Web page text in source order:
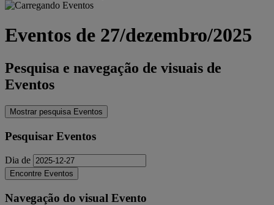
Eventos de 27/dezembro/2025
Pesquisa e navegação de visuais de
Eventos
Mostrar pesquisa Eventos
Pesquisar Eventos
Dia de
Navegação do visual Evento